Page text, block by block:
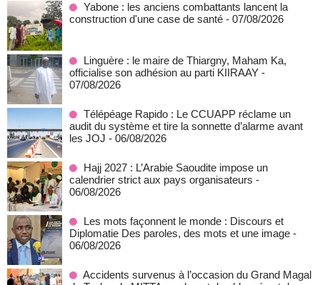
Yabone : les anciens combattants lancent la
construction d'une case de santé - 07/08/2026
Linguère : le maire de Thiargny, Maham Ka,
officialise son adhésion au parti KIIRAAY -
07/08/2026
Télépéage Rapido : Le CCUAPP réclame un
audit du système et tire la sonnette d’alarme avant
les JOJ - 06/08/2026
Hajj 2027 : L’Arabie Saoudite impose un
calendrier strict aux pays organisateurs -
06/08/2026
Les mots façonnent le monde : Discours et
Diplomatie Des paroles, des mots et une image -
06/08/2026
Accidents survenus à l’occasion du Grand Magal